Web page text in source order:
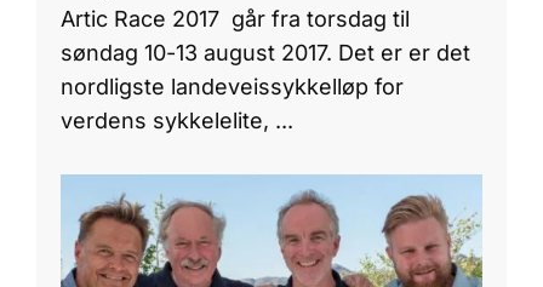
Artic Race 2017 går fra torsdag til
søndag 10-13 august 2017. Det er er det
nordligste landeveissykkelløp for
verdens sykkelelite, ...